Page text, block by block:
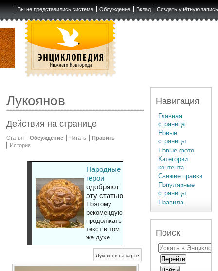
Вы не представились системе Обсуждение Вклад Создать учётную запись
Лукоянов
Действия на странице
Статья Обсуждение Читать
Править
История
Народные
герои
одобряют
эту статью
Поэтому
рекомендуют
продолжать
текст в том
же духе
Лукоянов на карте
Навигация
Главная
страница
Новые
страницы
Новые фото
Категории
контента
Свежие правки
Популярные
страницы
Правила
Поиск